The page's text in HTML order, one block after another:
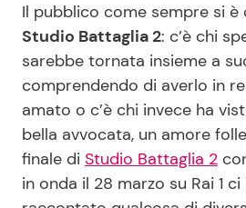
Mondo Mamma
News benessere
Salute
Viaggi e Turismo
Le
Il pubblico come sempre si è
Studio Battaglia 2: c’è chi
sarebbe tornata insieme a
comprendendo di averlo in
amato o c’è chi invece ha
bella avvocata, un amore
finale di Studio Battaglia 2
in onda il 28 marzo su Rai 1